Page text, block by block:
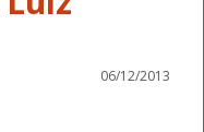
06/12/2013